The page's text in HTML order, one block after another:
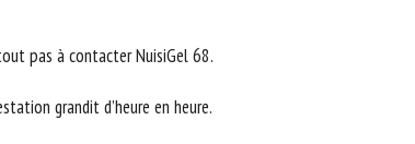
pas à contacter NuisiGel 68.
grandit d’heure en heure.